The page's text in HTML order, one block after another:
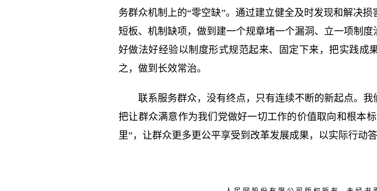
务群众机制上的“零空缺”。通过建立健全及时发现和解决
短板、机制缺项，做到建一个规章堵一个漏洞、立一项制
好做法好经验以制度形式规范起来、固定下来，把实践成
之，做到长效常治。
联系服务群众，没有终点，只有连续不断的新起点。
把让群众满意作为我们党做好一切工作的价值取向和根本
里”，让群众更多更公平享受到改革发展成果，以实际行动